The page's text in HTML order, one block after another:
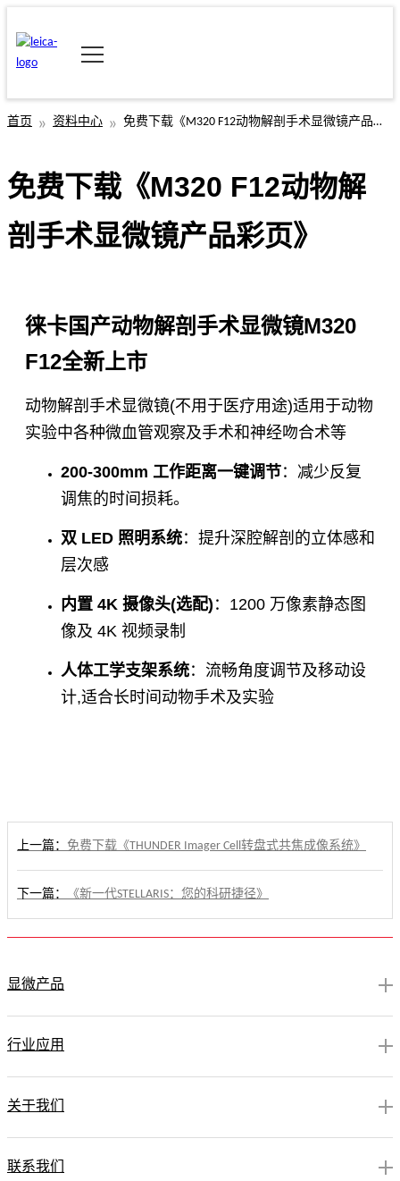
首页 资料中心 免费下载《M320 F12动物解剖手术显微镜产品彩页》
免费下载《M320 F12动物解
剖手术显微镜产品彩页》
徕卡国产动物解剖手术显微镜M320
F12全新上市
动物解剖手术显微镜(不用于医疗用途)适用于动物
实验中各种微血管观察及手术和神经吻合术等
200-300mm 工作距离一键调节：减少反复
调焦的时间损耗。
双 LED 照明系统：提升深腔解剖的立体感和
层次感
内置 4K 摄像头(选配) ：1200 万像素静态图
像及 4K 视频录制
人体工学支架系统：流畅角度调节及移动设
计,适合长时间动物手术及实验
上一篇： 免费下载《THUNDER Imager Cell转盘式共焦成像系统》
下一篇： 《新一代STELLARIS：您的科研捷径》
显微产品
行业应用
关于我们
联系我们